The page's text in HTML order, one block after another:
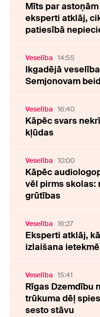
Mīts par
eksperti atklāj,
patiesībā
Veselība 14:55
Ikgadējā
Semjonovam
Veselība 16:40
Kāpēc svars
kļūdas
Veselība 10:00
Kāpēc
vēl pirms skolas:
grūtības
Veselība 16:27
Eksperti atklāj,
izlaišana
Veselība 15:41
Rīgas Dzemdību
trūkuma dēļ
sesto stāvu